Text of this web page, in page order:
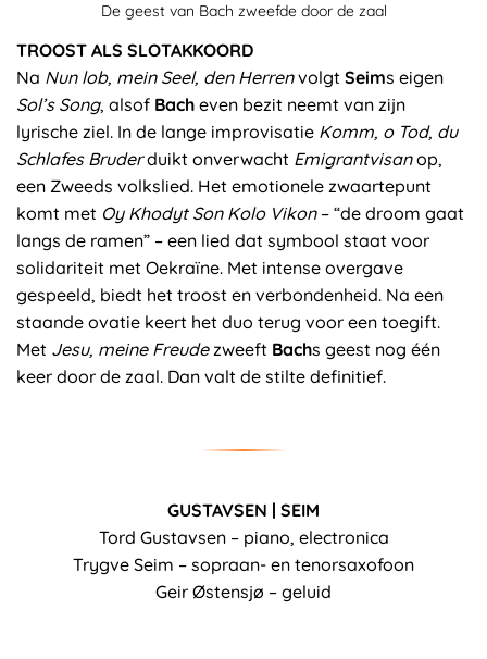
De geest van Bach zweefde door de zaal
TROOST ALS SLOTAKKOORD
Na Nun lob, mein Seel, den Herrenvolgt Seims eigen
Sol’s Song, alsof Bach even bezit neemt van zijn
lyrische ziel. In de lange improvisatie Komm, o Tod, du
Schlafes Bruderduikt onverwacht Emigrantvisanop,
een Zweeds volkslied. Het emotionele zwaartepunt
komt met Oy Khodyt Son Kolo Vikon– “de droom gaat
langs de ramen” – een lied dat symbool staat voor
solidariteit met Oekraïne. Met intense overgave
gespeeld, biedt het troost en verbondenheid. Na een
staande ovatie keert het duo terug voor een toegift.
Met Jesu, meine Freudezweeft Bachs geest nog één
keer door de zaal. Dan valt de stilte definitief.
GUSTAVSEN | SEIM
Tord Gustavsen – piano, electronica
Trygve Seim – sopraan- en tenorsaxofoon
Geir Østensjø – geluid